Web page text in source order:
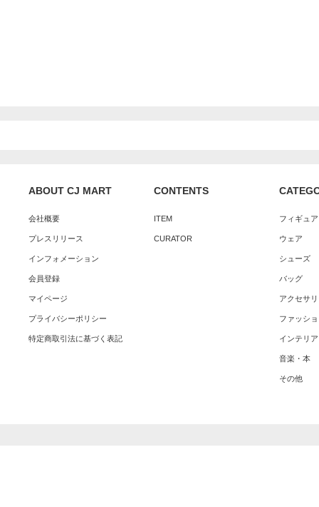
ABOUT CJ MART
会社概要
プレスリリース
インフォメーション
会員登録
マイページ
プライバシーポリシー
特定商取引法に基づく表記
CONTENTS
ITEM
CURATOR
フィギュ
ウェア
シューズ
バッグ
アクセサ
ファッシ
インテリア
音楽・本
その他